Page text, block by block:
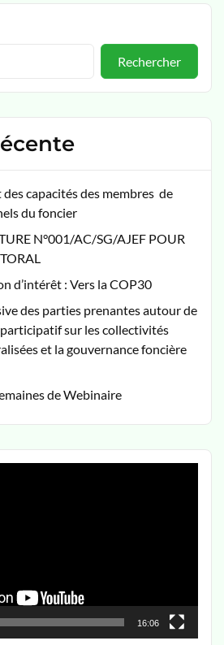
Rechercher
capacités des membres de
du foncier
N°001/AC/SG/AJEF POUR
d’intérêt : Vers la COP30
des parties prenantes autour de
participatif sur les collectivités
et la gouvernance foncière
de Webinaire
16:06